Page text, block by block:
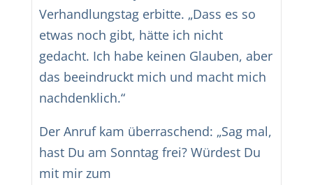
Verhandlungstag erbitte. „Dass es so
etwas noch gibt, hätte ich nicht
gedacht. Ich habe keinen Glauben, aber
das beeindruckt mich und macht mich
nachdenklich.“
Der Anruf kam überraschend: „Sag mal,
hast Du am Sonntag frei? Würdest Du
mit mir zum